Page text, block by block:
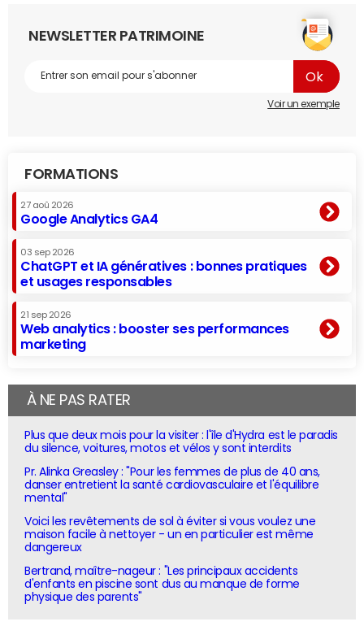
NEWSLETTER PATRIMOINE
Voir un exemple
FORMATIONS
27 aoû 2026
Google Analytics GA4
03 sep 2026
ChatGPT et IA génératives : bonnes pratiques
et usages responsables
21 sep 2026
Web analytics : booster ses performances
marketing
À NE PAS RATER
Plus que deux mois pour la visiter : l'île d'Hydra est le paradis
du silence, voitures, motos et vélos y sont interdits
Pr. Alinka Greasley : "Pour les femmes de plus de 40 ans,
danser entretient la santé cardiovasculaire et l'équilibre
mental"
Voici les revêtements de sol à éviter si vous voulez une
maison facile à nettoyer - un en particulier est même
dangereux
Bertrand, maître-nageur : "Les principaux accidents
d'enfants en piscine sont dus au manque de forme
physique des parents"